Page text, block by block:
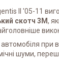
II '05-11
скотч 3М,
при
шуми,